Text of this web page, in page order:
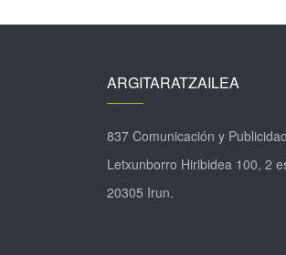
ARGITARATZAILEA
837 Comunicación y
Letxunborro Hiribidea 100, 2
20305 Irun.